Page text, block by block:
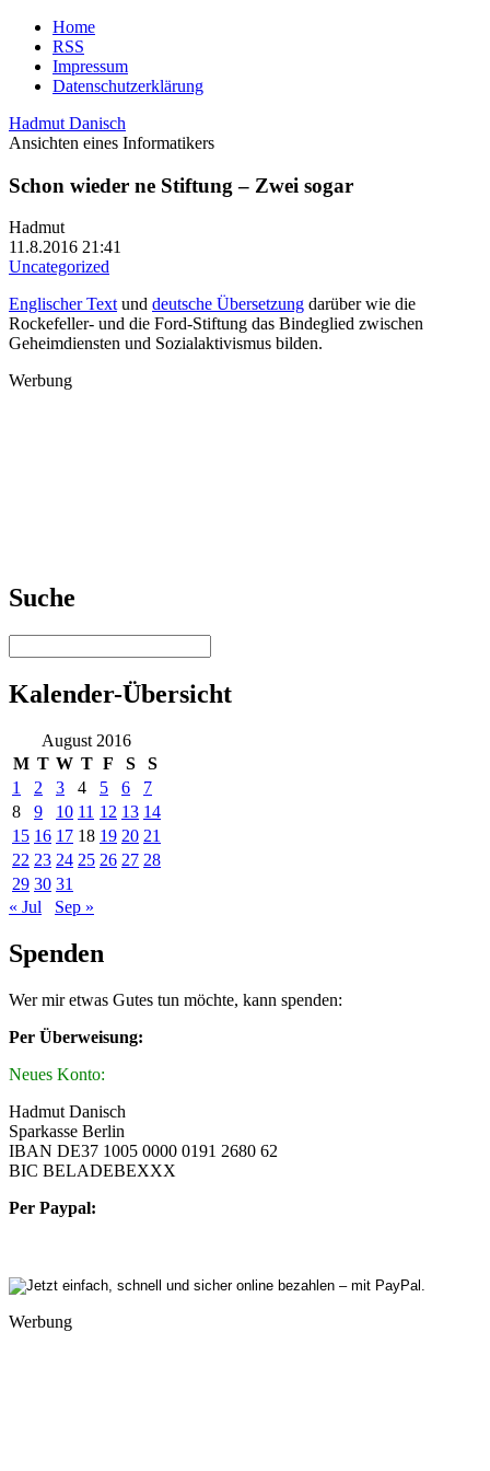
Home
RSS
Impressum
Datenschutzerklärung
Hadmut Danisch
Ansichten eines Informatikers
Schon wieder ne Stiftung – Zwei sogar
Hadmut
11.8.2016 21:41
Uncategorized
Englischer Textund deutsche Übersetzung darüber wie die
Rockefeller- und die Ford-Stiftung das Bindeglied zwischen
Geheimdiensten und Sozialaktivismus bilden.
Werbung
Suche
Kalender-Übersicht
August 2016
M T W T F S
S
1
2 3 4 5 6
7
8
9 10 11 12 13 14
15 16 17 18 19 20 21
22 23 24 25 26 27 28
29 30 31
« Jul
Sep »
Spenden
Wer mir etwas Gutes tun möchte, kann spenden:
Per Überweisung:
Neues Konto:
Hadmut Danisch
Sparkasse Berlin
IBAN DE37 1005 0000 0191 2680 62
BIC BELADEBEXXX
Per Paypal:
Werbung